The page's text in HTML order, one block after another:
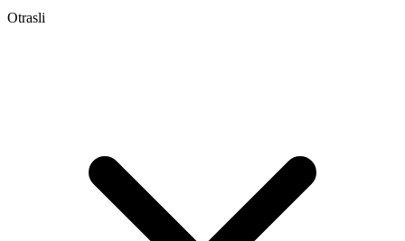
Otrasli